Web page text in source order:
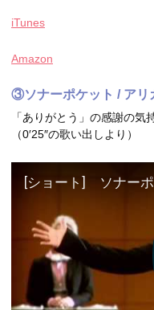
iTunes
Amazon
③ソナーポケット / アリ
「ありがとう」の感謝の
（0′25″の歌い出しより）